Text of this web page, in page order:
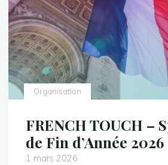
Organisation
FRENCH TOUCH –
de Fin d’Année 2026
1 mars 2026